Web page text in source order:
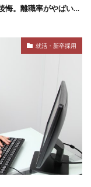
悔。離職率がやばい…
就活・新卒採用